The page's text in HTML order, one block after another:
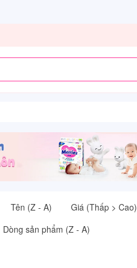
Tên (Z - A) Giá (Thấp > Cao)
Dòng sản phẩm (Z - A)